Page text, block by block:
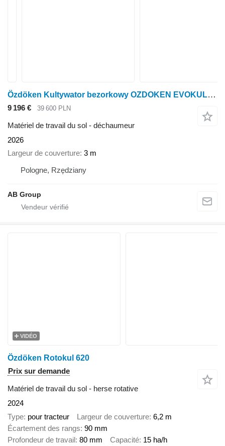
Özdöken Kultywator bezorkowy OZDOKEN EVOKUL-3010 3m
9 196 € 39 600 PLN
Matériel de travail du sol - déchaumeur
2026
Largeur de couverture 3 m
Pologne, Rzędziany
AB Group
VIDÉO
Özdöken Rotokul 620
Prix sur demande
Matériel de travail du sol - herse rotative
2024
Type pour tracteur Largeur de couverture 6,2 m
Écartement des rangs 90 mm
Profondeur de travail 80 mm Capacité 15 ha/h